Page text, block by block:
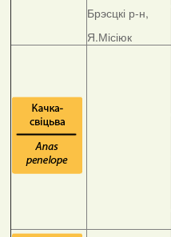
Брэсцкі р-н,
Я.Місіюк